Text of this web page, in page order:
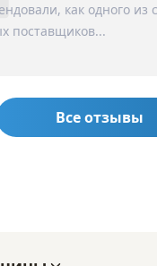
как одного из
поставщиков...
Все отзывы